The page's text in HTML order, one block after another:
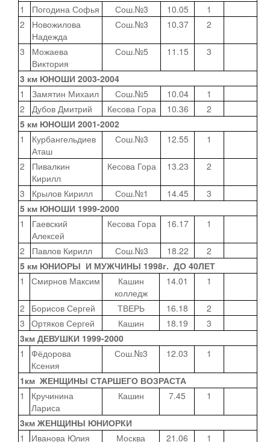
1 Погодина Софья Сош.№3 10.05
1
2
Новожилова
Надежда
Сош.№3 10.37 2
3
Можаева
Виктория
Сош.№5 11.15 3
3 км ЮНОШИ 2003-2004
1
Замятин Михаил Сош.№5 10.04
1
2
Дубов Дмитрий Кесова Гора 10.36
2
5 км ЮНОШИ 2001-2002
1
Курбангельдиев
Аташ
Сош.№3 12.55 1
2
Пивалкин
Кирилл
Кесова Гора 13.23 2
3 Крылов Кирилл Сош.№1 14.45
3
5 км ЮНОШИ 1999-2000
1
Гаевский
Алексей
Кесова Гора 16.17 1
2 Павлов Кирилл Сош.№3 18.22
2
5 км ЮНИОРЫ И МУЖЧИНЫ 1998г. ДО 40ЛЕТ
1
Смирнов Максим
Кашин
колледж
14.01 1
2 Борисов Сергей ТВЕРЬ 16.18
2
3 Ортяков Сергей Кашин 18.19
3
3км ДЕВУШКИ 1999-2000
1
Фёдорова
Ксения
Сош.№3 12.03 1
1км ЖЕНЩИНЫ СТАРШЕГО ВОЗРАСТА
1
Кручинина
Лариса
Кашин 7.45 1
3км ЖЕНЩИНЫ ЮНИОРКИ
1
Иванова Юлия Москва 21.06
1